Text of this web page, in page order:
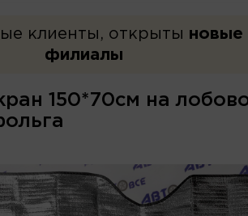
клиенты, открыты новые
филиалы
150*70см на